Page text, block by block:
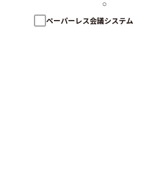
ペーパーレス会議システム